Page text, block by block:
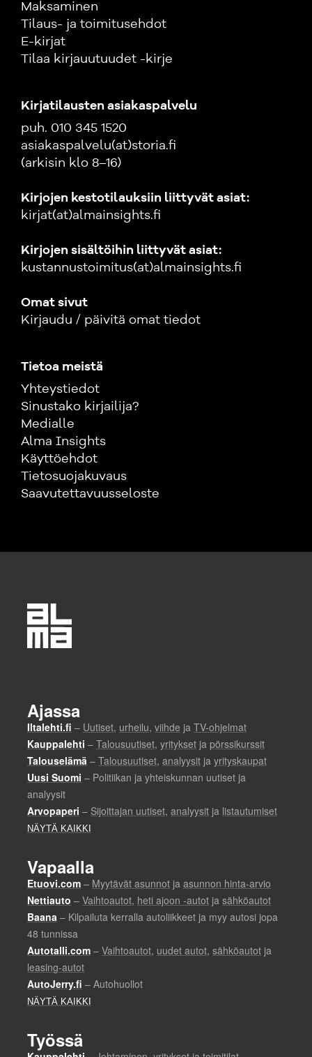
Maksaminen
Tilaus- ja toimitusehdot
E-kirjat
Tilaa kirjauutuudet -kirje
Kirjatilausten asiakaspalvelu
puh. 010 345 1520
asiakaspalvelu(at)storia.fi
(arkisin klo 8–16)
Kirjojen kestotilauksiin liittyvät asiat:
kirjat(at)almainsights.fi
Kirjojen sisältöihin liittyvät asiat:
kustannustoimitus(at)almainsights.fi
Omat sivut
Kirjaudu / päivitä omat tiedot
Tietoa meistä
Yhteystiedot
Sinustako kirjailija?
Medialle
Alma Insights
Käyttöehdot
Tietosuojakuvaus
Saavutettavuusseloste